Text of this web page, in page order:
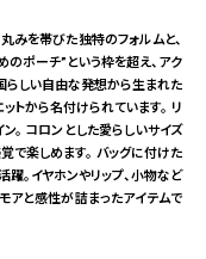
みを帯びた独特のフォルムと、
のポーチ”という枠を超え、アク
らしい自由な発想から生まれた
トから名付けられています。 リ
。 コロンとした愛らしいサイズ
で楽しめます。 バッグに付けた
躍。イヤホンやリップ、小物など
アと感性が詰まったアイテムで